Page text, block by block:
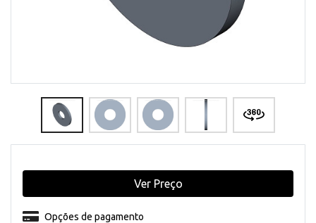
Opções de pagamento
Ver Preço